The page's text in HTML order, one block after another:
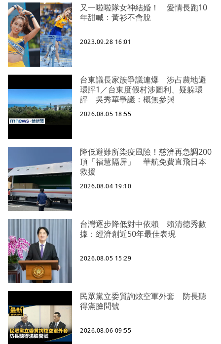
又一啦啦隊女神結婚！ 愛情長跑10
年甜喊：黃衫不會脫
2023.09.28 16:01
台東議長家族爭議連爆 涉占農地避
環評1／台東度假村涉圖利、疑躲環
評 吳秀華爭議：概無參與
2026.08.05 18:55
降低避難所染疫風險！慈濟再急調200
頂「福慧隔屏」 華航免費直飛日本
救援
2026.08.04 19:10
台灣逐步降低對中依賴 賴清德秀數
據：經濟創近50年最佳表現
2026.08.05 15:29
民眾黨立委質詢炫空軍外套 防長聽
得滿臉問號
2026.08.06 09:55